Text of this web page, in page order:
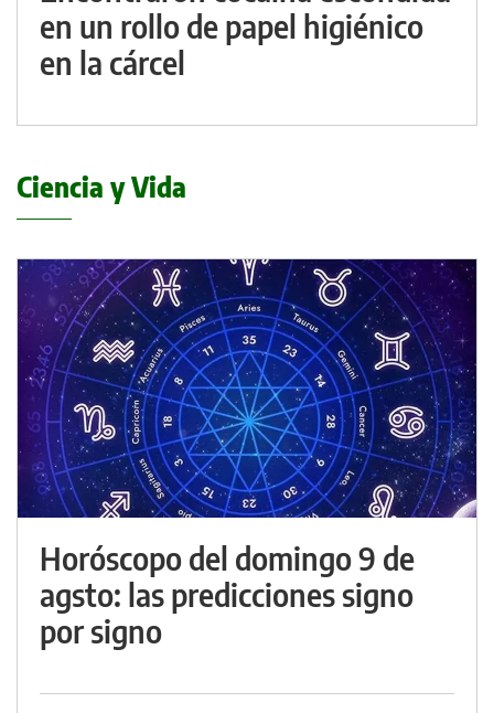
en un rollo de papel higiénico
en la cárcel
Ciencia y Vida
Horóscopo del domingo 9 de
agsto: las predicciones signo
por signo